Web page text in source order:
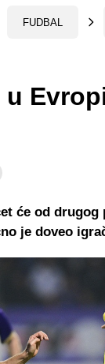
FUDBAL
će od
je doveo